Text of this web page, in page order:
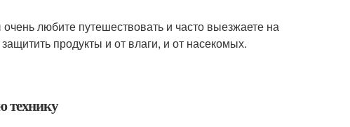
любите путешествовать и часто выезжаете на
продукты и от влаги, и от насекомых.
технику